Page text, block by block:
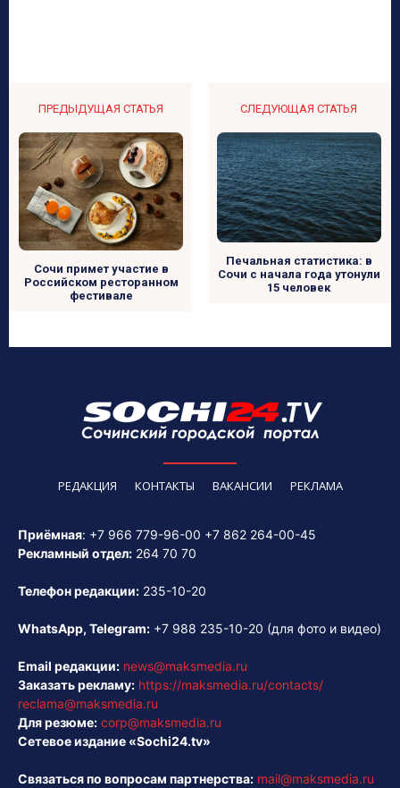
ПРЕДЫДУЩАЯ СТАТЬЯ
Сочи примет участие в
Российском ресторанном
фестивале
СЛЕДУЮЩАЯ СТАТЬЯ
Печальная статистика: в
Сочи с начала года утонули
15 человек
РЕДАКЦИЯ КОНТАКТЫ ВАКАНСИИ РЕКЛАМА
Приёмная: +7 966 779-96-00 +7 862 264-00-45
Рекламный отдел: 264 70 70
Телефон редакции: 235-10-20
WhatsApp, Telegram: +7 988 235-10-20 (для фото и видео)
Email редакции: news@maksmedia.ru
Заказать рекламу: https://maksmedia.ru/contacts/
reclama@maksmedia.ru
Для резюме: corp@maksmedia.ru
Сетевое издание «Sochi24.tv»
Связаться по вопросам партнерства: mail@maksmedia.ru